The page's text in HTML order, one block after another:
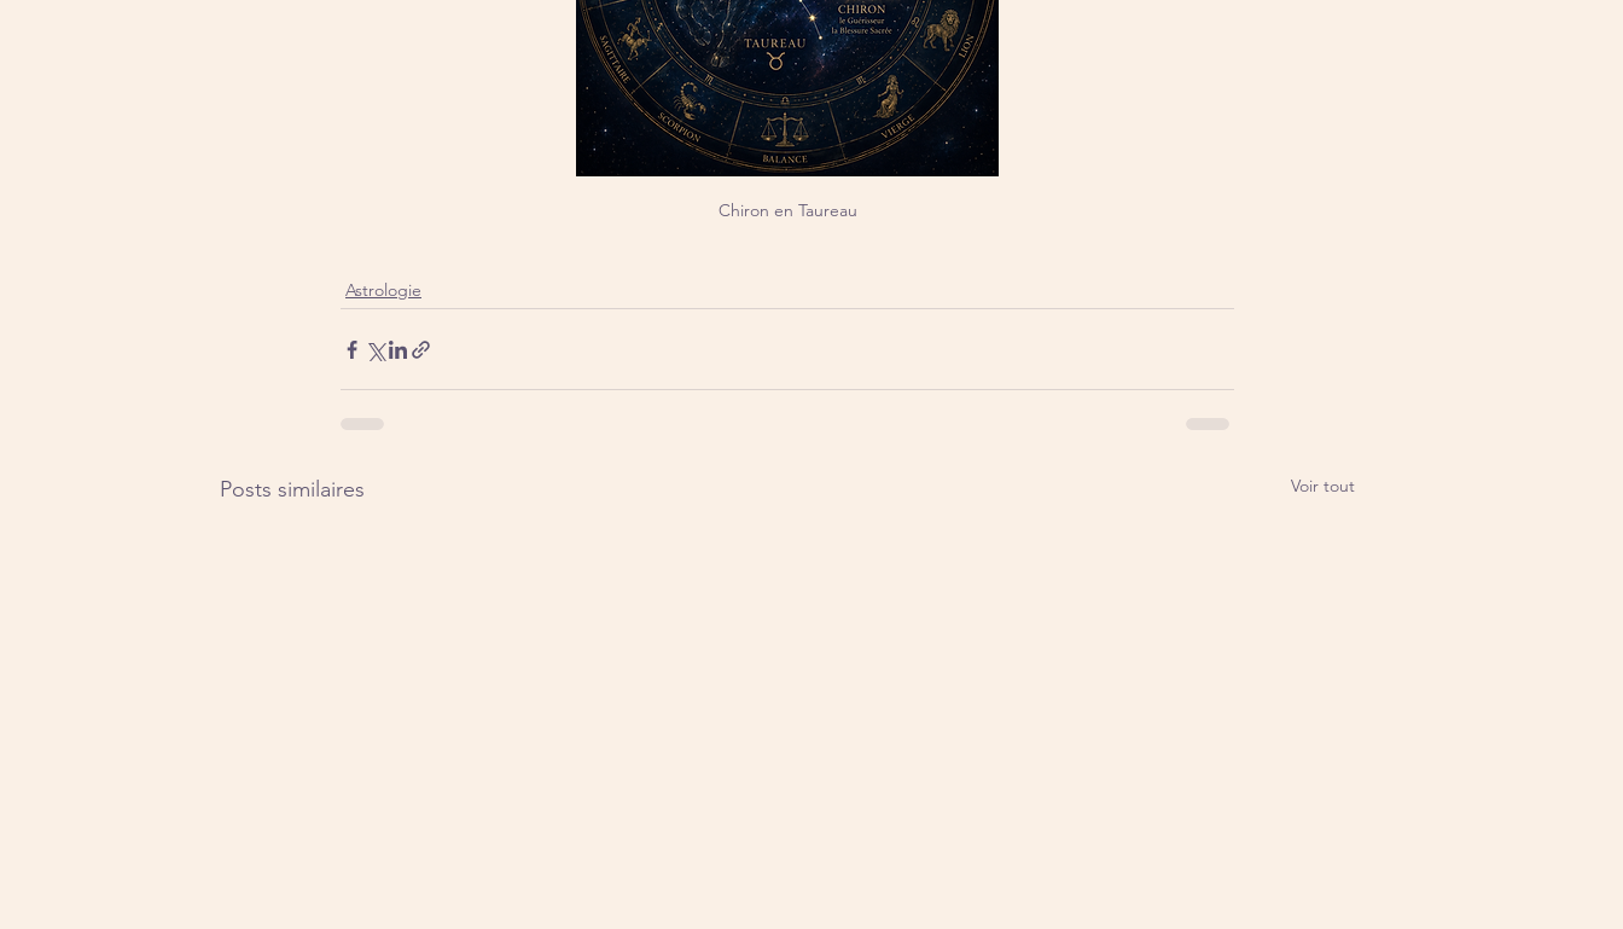
Chiron en Taureau
Astrologie
Posts similaires Voir tout